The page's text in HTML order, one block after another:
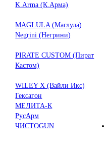
K.Arma (К.Арма)
MAGLULA (Маглула)
Negrini (Негрини)
PIRATE CUSTOM (Пират
Кастом)
WILEY X (Вайли Икс)
Гексагон
МЕЛИТА-К
РусАрм
ЧИСТОGUN